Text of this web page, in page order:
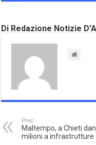
Di Redazione Notizie
Prec.
Maltempo, a Chieti
milioni a infrastrutture